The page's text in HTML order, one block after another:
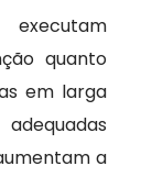
quanto
em larga
a